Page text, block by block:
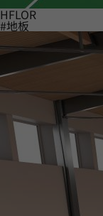
HFLOR
#地板